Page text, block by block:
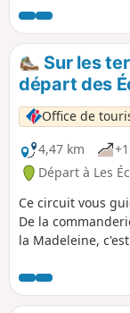
secteur sont
proposée se
paysage de
l'Ouest du Massif
ouvrant ainsi des
massif.
Sur les
départ des
Office de
4,47 km
Départ à Les
Ce circuit vous
De la
la Madeleine,